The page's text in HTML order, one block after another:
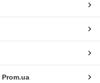
Prom.ua